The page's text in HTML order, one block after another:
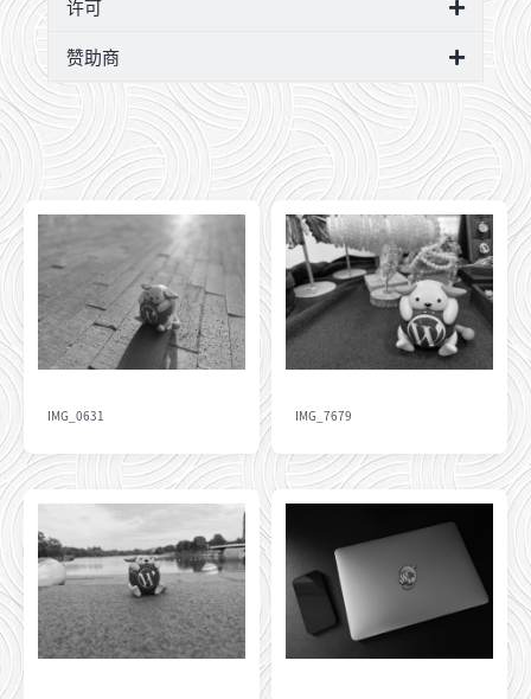
许可
赞助商
IMG_0631 IMG_7679